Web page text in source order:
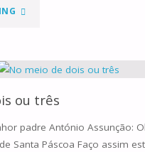
"A
PÁSCOA"
ou três
padre António Assunção:
Santa Páscoa Faço assim